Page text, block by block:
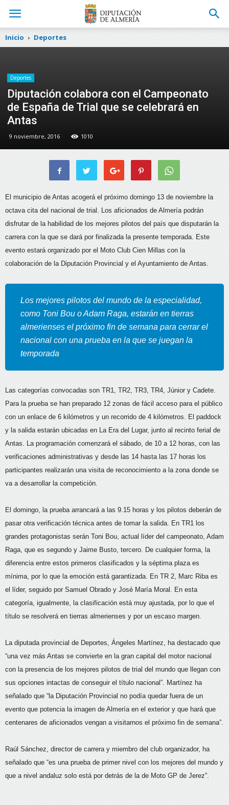
Inicio Deportes
Deportes
Diputación colabora con el Campeonato
de España de Trial que se celebrará en
Antas
9 noviembre, 2016 1010
El municipio de Antas acogerá el próximo domingo 13 de noviembre la
octava cita del nacional de trial. Los aficionados de Almería podrán
disfrutar de la habilidad de los mejores pilotos del país que disputarán la
carrera con la que se dará por finalizada la presente temporada. Este
evento estará organizado por el Moto Club Cien Millas con la
colaboración de la Diputación Provincial y el Ayuntamiento de Antas.
Los mejores pilotos del mundo de la especialidad,
como Toni Bou o Adam Raga, estarán en tierras
almerienses el próximo fin de semana para cerrar el
nacional con una prueba en la que se juegan la
temporada
Las categorías convocadas son TR1, TR2, TR3, TR4, Júnior y Cadete.
Para la prueba se han preparado 12 zonas de fácil acceso para el público
con un enlace de 6 kilómetros y un recorrido de 4 kilómetros. El paddock
y la salida estarán ubicadas en La Era del Lugar, junto al recinto ferial de
Antas. La programación comenzará el sábado, de 10 a 12 horas, con las
verificaciones administrativas y desde las 14 hasta las 17 horas los
participantes realizarán una visita de reconocimiento a la zona donde se
va a desarrollar la competición.
El domingo, la prueba arrancará a las 9.15 horas y los pilotos deberán de
pasar otra verificación técnica antes de tomar la salida. En TR1 los
grandes protagonistas serán Toni Bou, actual líder del campeonato, Adam
Raga, que es segundo y Jaime Busto, tercero. De cualquier forma, la
diferencia entre estos primeros clasificados y la séptima plaza es
mínima, por lo que la emoción está garantizada. En TR 2, Marc Riba es
el líder, seguido por Samuel Obrado y José María Moral. En esta
categoría, igualmente, la clasificación está muy ajustada, por lo que el
título se resolverá en tierras almerienses y por un escaso margen.
La diputada provincial de Deportes, Ángeles Martínez, ha destacado que
“una vez más Antas se convierte en la gran capital del motor nacional
con la presencia de los mejores pilotos de trial del mundo que llegan con
sus opciones intactas de conseguir el título nacional”. Martínez ha
señalado que “la Diputación Provincial no podía quedar fuera de un
evento que potencia la imagen de Almería en el exterior y que hará que
centenares de aficionados vengan a visitarnos el próximo fin de semana”.
Raúl Sánchez, director de carrera y miembro del club organizador, ha
señalado que “es una prueba de primer nivel con los mejores del mundo y
que a nivel andaluz solo está por detrás de la de Moto GP de Jerez”.